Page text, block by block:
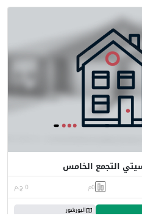
التجمع الخامس
0م 0 ج.م
البورشور